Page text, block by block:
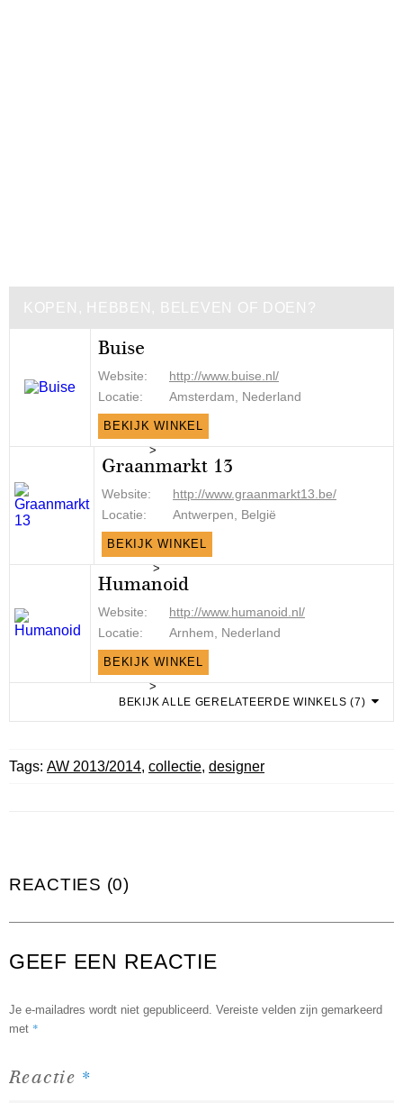
KOPEN, HEBBEN, BELEVEN OF DOEN?
Buise
Website:
http://www.buise.nl/
Locatie:
Amsterdam, Nederland
BEKIJK WINKEL
>
Graanmarkt 13
Website:
http://www.graanmarkt13.be/
Locatie:
Antwerpen, België
BEKIJK WINKEL
>
Humanoid
Website:
http://www.humanoid.nl/
Locatie:
Arnhem, Nederland
BEKIJK WINKEL
>
BEKIJK ALLE GERELATEERDE WINKELS (7)
Tags: AW 2013/2014, collectie, designer
REACTIES (0)
GEEF EEN REACTIE
Je e-mailadres wordt niet gepubliceerd. Vereiste velden zijn gemarkeerd
met *
Reactie *